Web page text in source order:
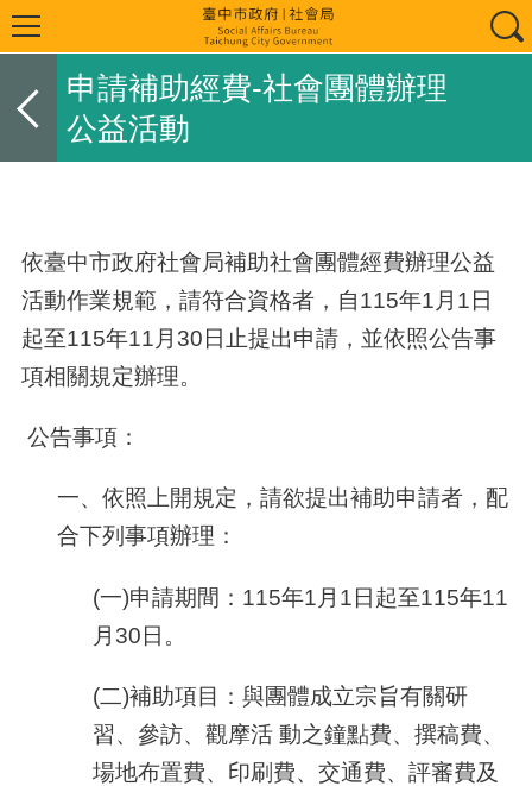
申請補助經費-社會團體辦理
公益活動
依臺中市政府社會局補助社會團體經費辦理公益
活動作業規範 ，請符合資格者，自115年1月 1日
起至115年11 月30日止提出申請，並依照公告事
項相關規定辦理。
公告事項：
一、依照上開規定，請欲提出補助申請者，配
合下列事項辦理：
(一)申請期間： 115年1月1日起至115年11
月30日。
(二)補助項目：與團體成立宗旨有關研
習、參訪、觀摩活 動之鐘點費、撰稿費、
場地布置費、印刷費、交通費、評審費及